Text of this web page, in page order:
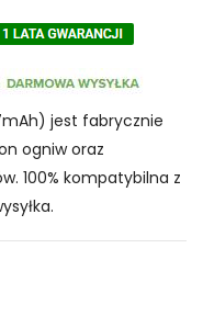
jest fabrycznie
ogniw oraz
100% kompatybilna z